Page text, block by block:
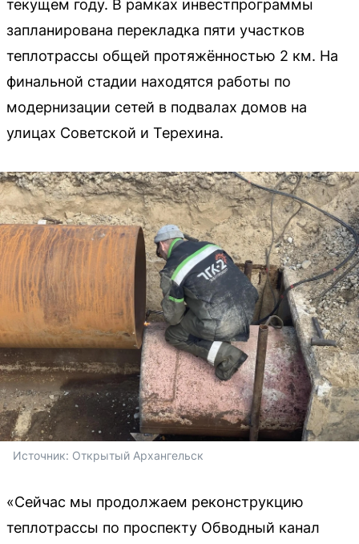
текущем году. В рамках инвестпрограммы
запланирована перекладка пяти участков
теплотрассы общей протяжённостью 2 км. На
финальной стадии находятся работы по
модернизации сетей в подвалах домов на
улицах Советской и Терехина.
Источник: Открытый Архангельск
«Сейчас мы продолжаем реконструкцию
теплотрассы по проспекту Обводный канал